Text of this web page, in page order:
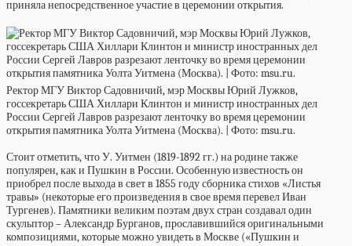
приняла непосредственное участие в церемонии открытия.
Ректор МГУ Виктор Садовничий, мэр Москвы Юрий Лужков,
госсекретарь США Хиллари Клинтон и министр иностранных дел
России Сергей Лавров разрезают ленточку во время церемонии
открытия памятника Уолта Уитмена (Москва). | Фото: msu.ru.
Стоит отметить, что У. Уитмен (1819-1892 гг.) на родине также
популярен, как и Пушкин в России. Особенную известность он
приобрел после выхода в свет в 1855 году сборника стихов «Листья
травы» (некоторые его произведения в свое время перевел Иван
Тургенев). Памятники великим поэтам двух стран создавал один
скульптор – Александр Бурганов, прославившийся оригинальными
композициями, которые можно увидеть в Москве («Пушкин и